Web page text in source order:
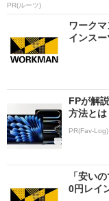
PR(ルーツ)
ワーク
インス
FPが解
方法とは
PR(Fav-Log)
「安い
0円レイ